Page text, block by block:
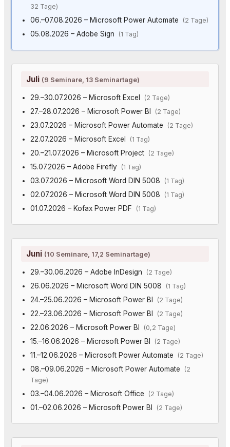
32 Tage)
06.–07.08.2026 – Microsoft Power Automate (2 Tage)
05.08.2026 – Adobe Sign (1 Tag)
Juli (9 Seminare, 13 Seminartage)
29.–30.07.2026 – Microsoft Excel (2 Tage)
27.–28.07.2026 – Microsoft Power BI (2 Tage)
23.07.2026 – Microsoft Power Automate (2 Tage)
22.07.2026 – Microsoft Excel (1 Tag)
20.–21.07.2026 – Microsoft Project (2 Tage)
15.07.2026 – Adobe Firefly (1 Tag)
03.07.2026 – Microsoft Word DIN 5008 (1 Tag)
02.07.2026 – Microsoft Word DIN 5008 (1 Tag)
01.07.2026 – Kofax Power PDF (1 Tag)
Juni (10 Seminare, 17,2 Seminartage)
29.–30.06.2026 – Adobe InDesign (2 Tage)
26.06.2026 – Microsoft Word DIN 5008 (1 Tag)
24.–25.06.2026 – Microsoft Power BI (2 Tage)
22.–23.06.2026 – Microsoft Power BI (2 Tage)
22.06.2026 – Microsoft Power BI (0,2 Tage)
15.–16.06.2026 – Microsoft Power BI (2 Tage)
11.–12.06.2026 – Microsoft Power Automate (2 Tage)
08.–09.06.2026 – Microsoft Power Automate
(2
Tage)
03.–04.06.2026 – Microsoft Office (2 Tage)
01.–02.06.2026 – Microsoft Power BI (2 Tage)